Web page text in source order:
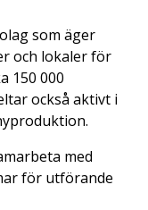
som äger
och lokaler för
150 000
också aktivt i
med
för utförande